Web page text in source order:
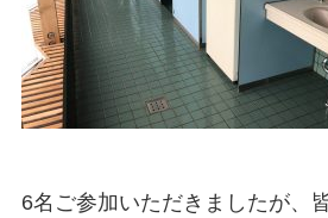
6名ご参加いただきましたが、